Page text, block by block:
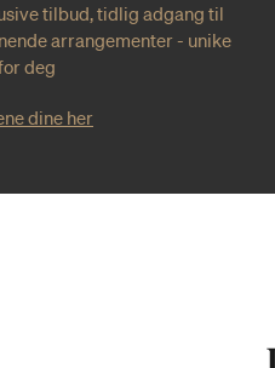
tilbud, tidlig adgang til
arrangementer - unike
deg
dine her